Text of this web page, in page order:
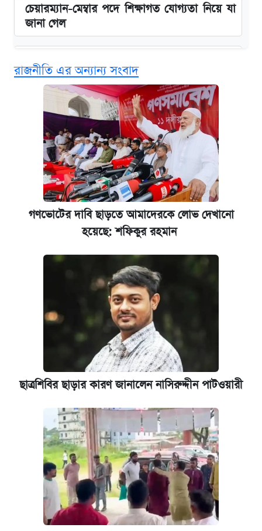
চেয়ারম্যান-মেম্বার পদে শিক্ষাগত যোগ্যতা নিয়ে যা
জানা গেল
ভাতা
ঢাবির সূর্যসেন হলে সমকামিতার অভিযোগে দুইজন
আটক
দেশের বাজারে ফের বেড়েছে সোনার দাম
‘গুলশানের চামেলি’ তে যৌনকর্মীর দালাল অ্যাডলফ
খান
ভাতা-উপবৃত্তির আবেদন শুরু, জেনে নিন পদ্ধতি
আজ শুক্রবার রাজধানীর যেসব মার্কেট-দোকানপাট
কবে শুরু হচ্ছে ঢাবির ভর্তি আবেদন, জানাল কর্তৃপক্ষ
নবম পে স্কেল বাস্তবায়ন চূড়ান্ত পর্যায়ে, যা জানালেন
অর্থমন্ত্রী
জুলাই স্মৃতি জাদুঘরে যেতে টিকিট কাটবেন যেভাবে
যুক্তরাষ্ট্র থেকে আরও ২৩ বাংলাদেশিকে দেশে
ফেরত পাঠানো হলো
রাজনীতি এর অন্যান্য সংবাদ
গণভোটের দাবি ছাড়তে আমাদেরকে লোভ দেখানো
হয়েছে: শফিকুর রহমান
ছাত্রশিবির ছাড়ার কারণ জানালেন নাসিরুদ্দীন পাটওয়ারী